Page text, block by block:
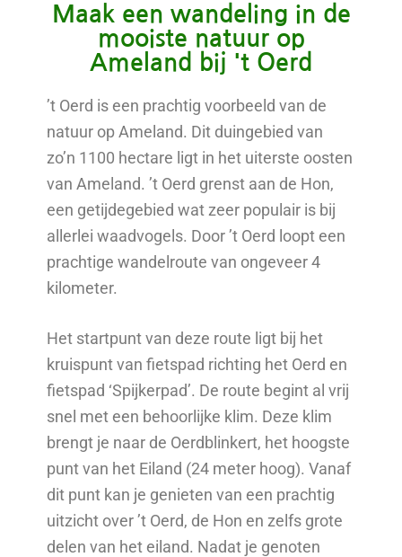
Maak een wandeling in de
mooiste natuur op
Ameland bij 't Oerd
’t Oerd is een prachtig voorbeeld van de
natuur op Ameland. Dit duingebied van
zo’n 1100 hectare ligt in het uiterste oosten
van Ameland. ’t Oerd grenst aan de Hon,
een getijdegebied wat zeer populair is bij
allerlei waadvogels. Door ’t Oerd loopt een
prachtige wandelroute van ongeveer 4
kilometer.
Het startpunt van deze route ligt bij het
kruispunt van fietspad richting het Oerd en
fietspad ‘Spijkerpad’. De route begint al vrij
snel met een behoorlijke klim. Deze klim
brengt je naar de Oerdblinkert, het hoogste
punt van het Eiland (24 meter hoog). Vanaf
dit punt kan je genieten van een prachtig
uitzicht over ’t Oerd, de Hon en zelfs grote
delen van het eiland. Nadat je genoten